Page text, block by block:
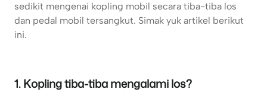
sedikit mengenai kopling mobil secara tiba-tiba los
dan pedal mobil tersangkut. Simak yuk artikel berikut
ini.
1. Kopling tiba-tiba mengalami los?